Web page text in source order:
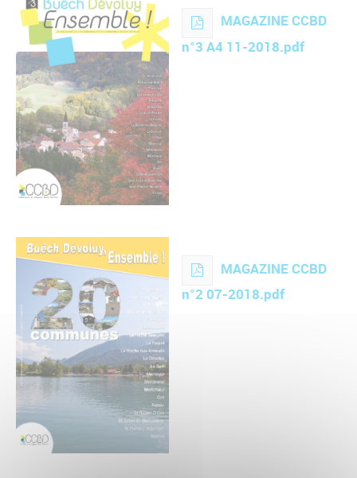
MAGAZINE CCBD
n°3 A4 11-2018.pdf
MAGAZINE CCBD
n°2 07-2018.pdf